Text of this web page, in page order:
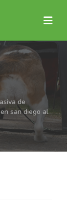
de
san diego al